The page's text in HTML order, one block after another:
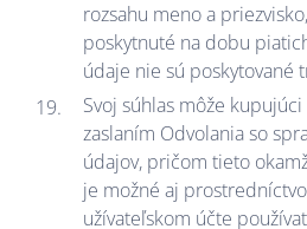
rozsahu meno a
poskytnuté na dobu
údaje nie sú poskytované
Svoj súhlas môže
zaslaním Odvolania so
údajov, pričom tieto
je možné aj
užívateľskom účte